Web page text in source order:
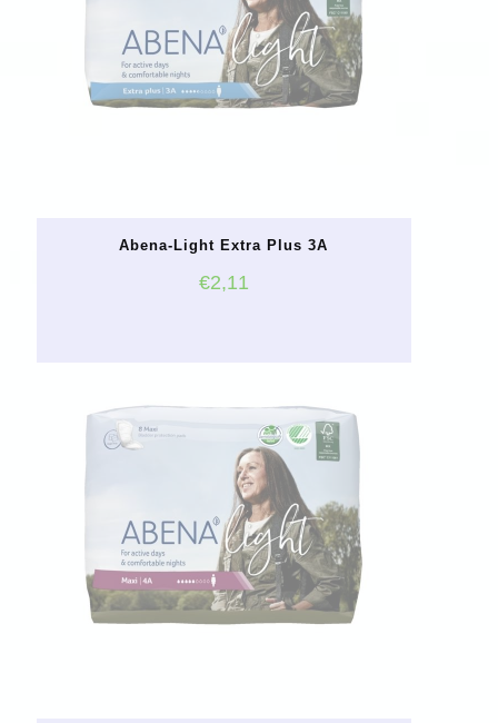
Abena-Light Extra Plus 3A
€2,11